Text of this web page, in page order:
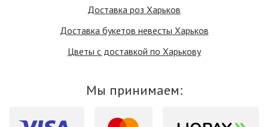
Доставка роз Харьков
Доставка букетов невесты Харьков
Цветы с доставкой по Харькову
Мы принимаем: